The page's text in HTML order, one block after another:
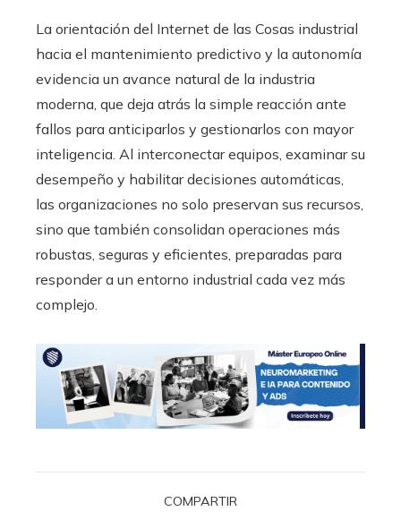
La orientación del Internet de las Cosas industrial
hacia el mantenimiento predictivo y la autonomía
evidencia un avance natural de la industria
moderna, que deja atrás la simple reacción ante
fallos para anticiparlos y gestionarlos con mayor
inteligencia. Al interconectar equipos, examinar su
desempeño y habilitar decisiones automáticas,
las organizaciones no solo preservan sus recursos,
sino que también consolidan operaciones más
robustas, seguras y eficientes, preparadas para
responder a un entorno industrial cada vez más
complejo.
COMPARTIR